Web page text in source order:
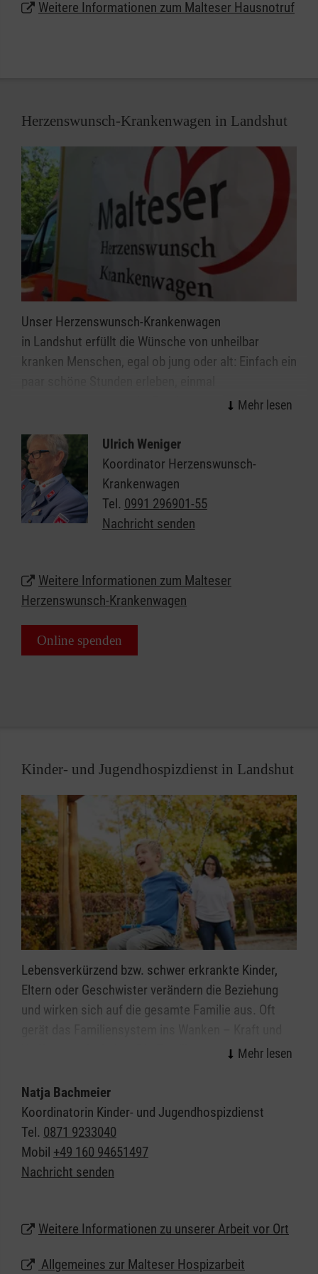
Lassen Sie sich unter0800 9966001gebührenfrei
Weitere Informationen zum Malteser Hausnotruf
Herzenswunsch-Krankenwagen in Landshut
Unser Herzenswunsch-Krankenwagen
in Landshut erfüllt die Wünsche von unheilbar
kranken Menschen, egal ob jung oder alt: Einfach ein
herauskommen oder die Erfüllung einer besonderen
Speziell geschulte Ehrenamtliche aus dem
medizinischen Bereich stehen den Kindern,
Jugendlichen und Erwachsenen mit einer oft
lebenszeitverkürzenden Erkrankung dabei zur Seite
und ermöglichen diese unvergesslichen Stunden.
Beteiligten ehrenamtlich unterwegs. Sie stellen ihre
Freizeit zur Verfügung, um Menschen ihre letzten
Ulrich Weniger
Koordinator Herzenswunsch-
Krankenwagen
Tel. 0991 296901-55
Nachricht senden
Weitere Informationen zum Malteser
Herzenswunsch-Krankenwagen
Online spenden
Kinder- und Jugendhospizdienst in Landshut
Lebensverkürzend bzw. schwer erkrankte Kinder,
Eltern oder Geschwister verändern die Beziehung
und wirken sich auf die gesamte Familie aus. Oft
Hoffnung schwinden. Die Familie zu stärken und
unseres Angebots. Unsere geschulten,
ehrenamtlichen Hospizbegleiter sind feste
Bezugspersonen für die Familien. Egal, ob es um
erkrankte Kinder, um erkrankte Eltern oder um die
gesunden Geschwister geht: Die
schenken dadurch ein Stück mehr Lebensqualität.
nicht nur mit Sterben, Tod und Trauer verbunden
Natja Bachmeier
Koordinatorin Kinder- und Jugendhospizdienst
Tel. 0871 9233040
Mobil +49 160 94651497
Nachricht senden
Weitere Informationen zu unserer Arbeit vor Ort
Allgemeines zur Malteser Hospizarbeit